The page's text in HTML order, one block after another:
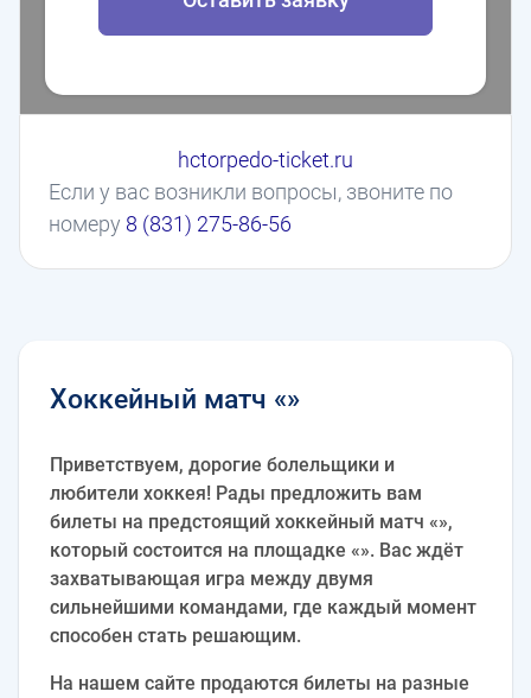
Если у вас возникли вопросы, звоните по
номеру 8 (831) 275-86-56
hctorpedo-ticket.ru
Хоккейный матч «»
Приветствуем, дорогие болельщики и
любители хоккея! Рады предложить вам
билеты на предстоящий хоккейный матч «»,
который состоится на площадке «». Вас ждёт
захватывающая игра между двумя
сильнейшими командами, где каждый момент
способен стать решающим.
На нашем сайте продаются билеты на разные